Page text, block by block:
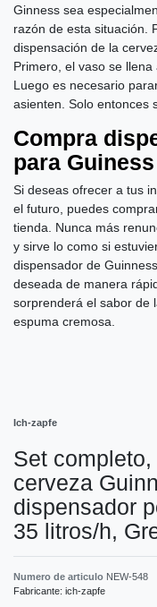
Ginness sea
razón de esta situación.
dispensación de la
Primero, el vaso se
Luego es necesario
asienten. Solo entonces
Compra
para
Si deseas ofrecer a tus
el futuro, puedes
tienda. Nunca más
y sirve lo como si
dispensador de
deseada de manera
sorprenderá el sabor de
espuma cremosa.
Ich-zapfe
Set
cerveza
dispensador
35 litros/h,
Numero de articulo NEW-548
Fabricante: ich-zapfe